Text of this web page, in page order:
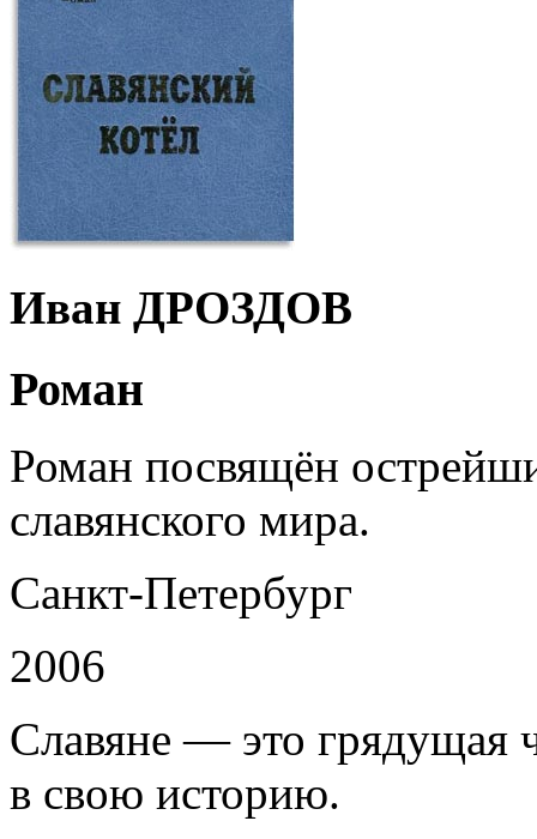
Иван ДРОЗДОВ
Роман
Роман посвящён
славянского мира.
Санкт-Петербург
2006
Славяне — это грядущая
в свою историю.